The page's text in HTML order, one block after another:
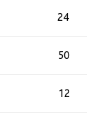
24
50
12